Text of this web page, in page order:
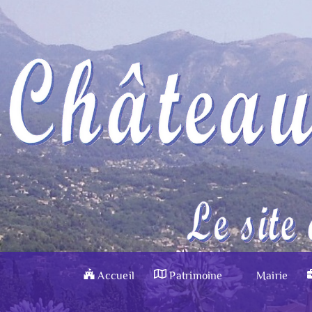
Accueil Patrimoine Mairie